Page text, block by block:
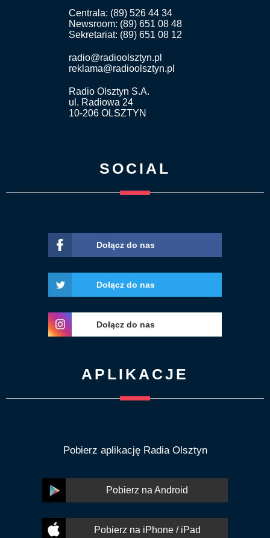
Centrala: (89) 526 44 34
Newsroom: (89) 651 08 48
Sekretariat: (89) 651 08 12
radio@radioolsztyn.pl
reklama@radioolsztyn.pl
Radio Olsztyn S.A.
ul. Radiowa 24
10-206 OLSZTYN
SOCIAL
Dołącz do nas
Dołącz do nas
Dołącz do nas
APLIKACJE
Pobierz aplikację Radia Olsztyn
Pobierz na Android
Pobierz na iPhone / iPad